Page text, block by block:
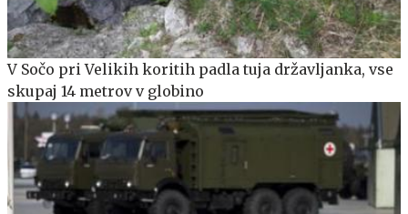
V Sočo pri Velikih koritih padla tuja državljanka, vse
skupaj 14 metrov v globino